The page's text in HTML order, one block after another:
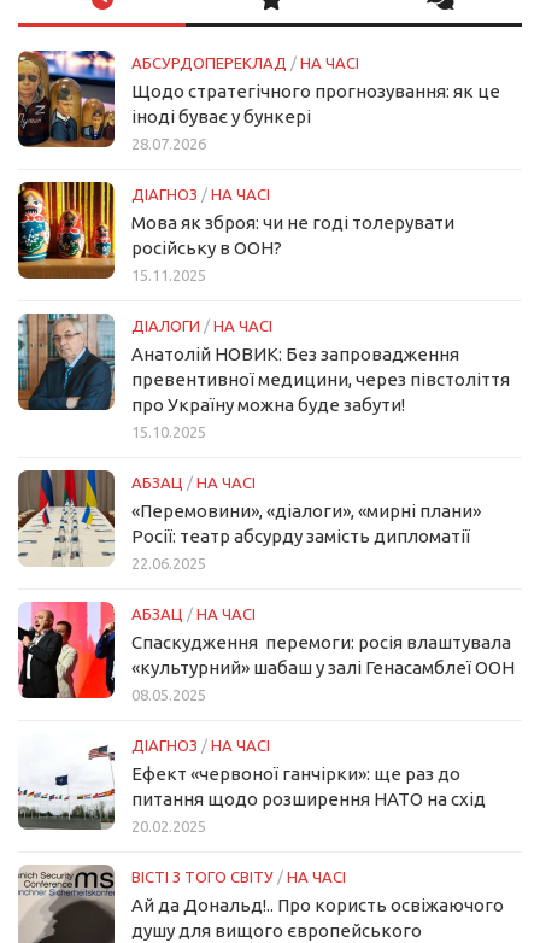
АБСУРДОПЕРЕКЛАД / НА ЧАСІ
Щодо стратегічного прогнозування: як це
іноді буває у бункері
28.07.2026
ДІАГНОЗ / НА ЧАСІ
Мова як зброя: чи не годі толерувати
російську в ООН?
15.11.2025
ДІАЛОГИ / НА ЧАСІ
Анатолій НОВИК: Без запровадження
превентивної медицини, через півстоліття
про Україну можна буде забути!
15.10.2025
АБЗАЦ / НА ЧАСІ
«Перемовини», «діалоги», «мирні плани»
Росії: театр абсурду замість дипломатії
22.06.2025
АБЗАЦ / НА ЧАСІ
Спаскудження перемоги: росія влаштувала
«культурний» шабаш у залі Генасамблеї ООН
08.05.2025
ДІАГНОЗ / НА ЧАСІ
Ефект «червоної ганчірки»: ще раз до
питання щодо розширення НАТО на схід
20.02.2025
ВІСТІ З ТОГО СВІТУ / НА ЧАСІ
Ай да Дональд!.. Про користь освіжаючого
душу для вищого європейського